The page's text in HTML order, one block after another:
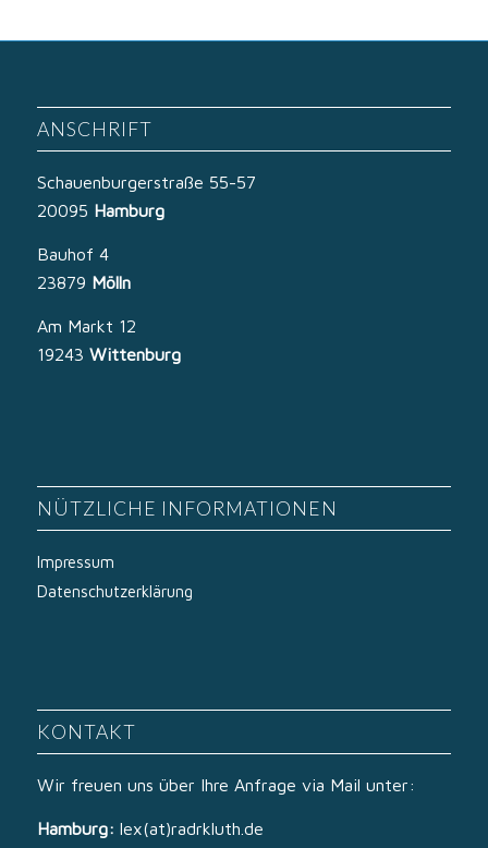
ANSCHRIFT
Schauenburgerstraße 55-57
20095 Hamburg
Bauhof 4
23879 Mölln
Am Markt 12
19243 Wittenburg
NÜTZLICHE INFORMATIONEN
Impressum
Datenschutzerklärung
KONTAKT
Wir freuen uns über Ihre Anfrage via Mail unter:
Hamburg: lex(at)radrkluth.de